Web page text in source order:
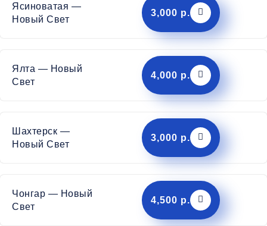
Ясиноватая —
Новый Свет
3,000 р.
Ялта — Новый
Свет
4,000 р.
Шахтерск —
Новый Свет
3,000 р.
Чонгар — Новый
Свет
4,500 р.